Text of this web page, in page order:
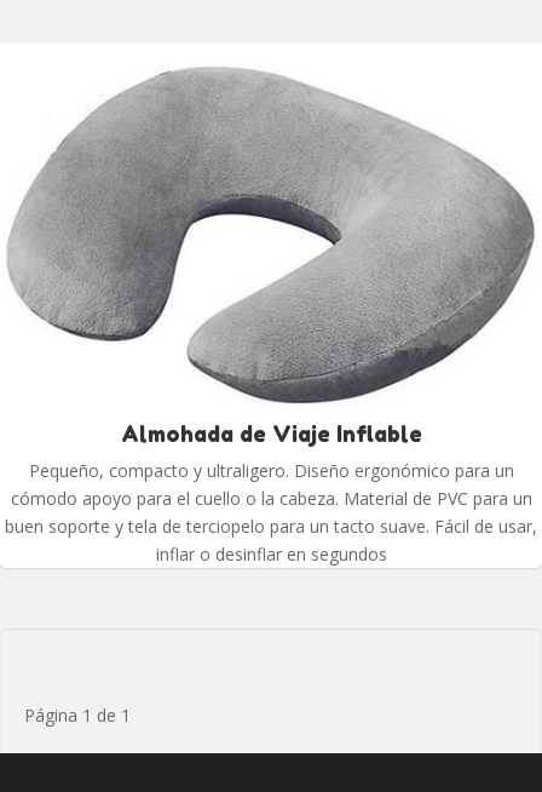
Almohada de Viaje Inflable
Pequeño, compacto y ultraligero. Diseño ergonómico para un
cómodo apoyo para el cuello o la cabeza. Material de PVC para un
buen soporte y tela de terciopelo para un tacto suave. Fácil de usar,
inflar o desinflar en segundos
Página 1 de 1